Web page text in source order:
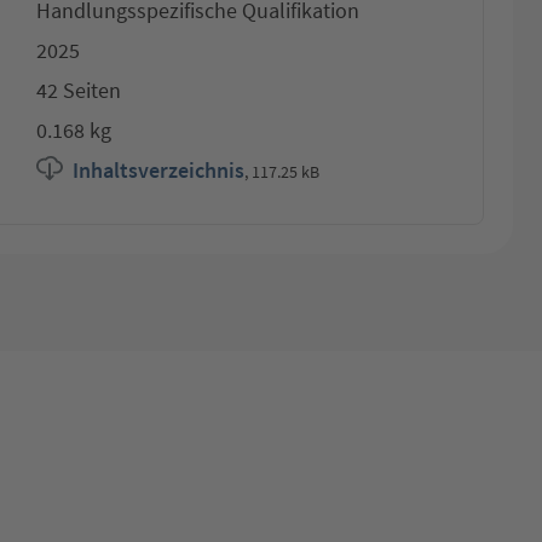
Handlungsspezifische Qualifikation
2025
42 Seiten
0.168 kg
Inhaltsverzeichnis, 117.25 kB